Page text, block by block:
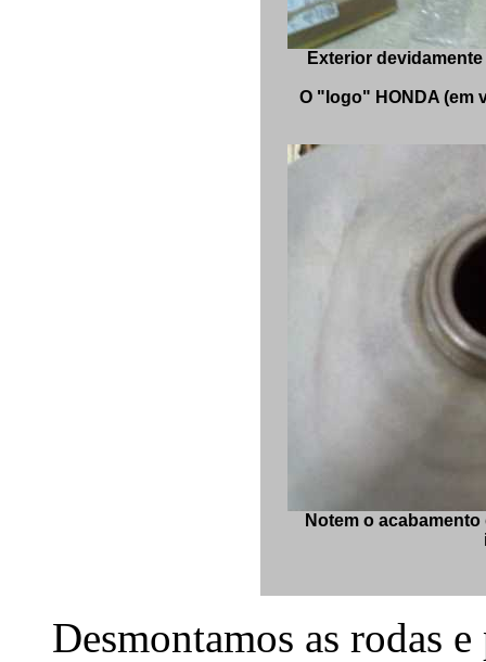
Exterior
O "logo" HONDA (em
Notem o
Desmontamos as rodas